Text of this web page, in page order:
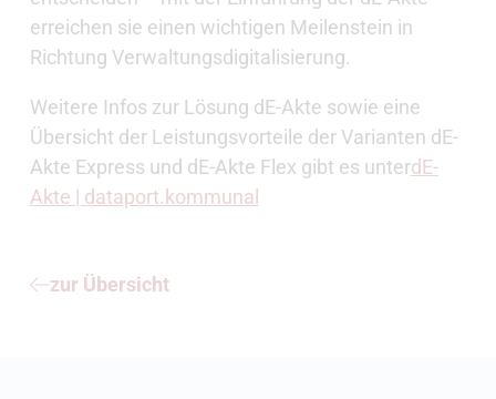
erreichen sie einen wichtigen Meilenstein in
Richtung Verwaltungsdigitalisierung.
Weitere Infos zur Lösung dE-Akte sowie eine
Übersicht der Leistungsvorteile der Varianten dE-
Akte Express und dE-Akte Flex gibt es unterdE-
Akte | dataport.kommunal
zur Übersicht